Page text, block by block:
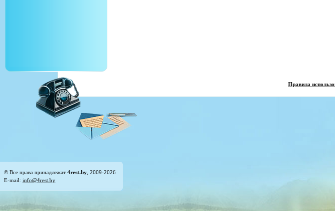
Правила
© Все права принадлежат 4rest.by , 2009-2026
E-mail: info@4rest.by